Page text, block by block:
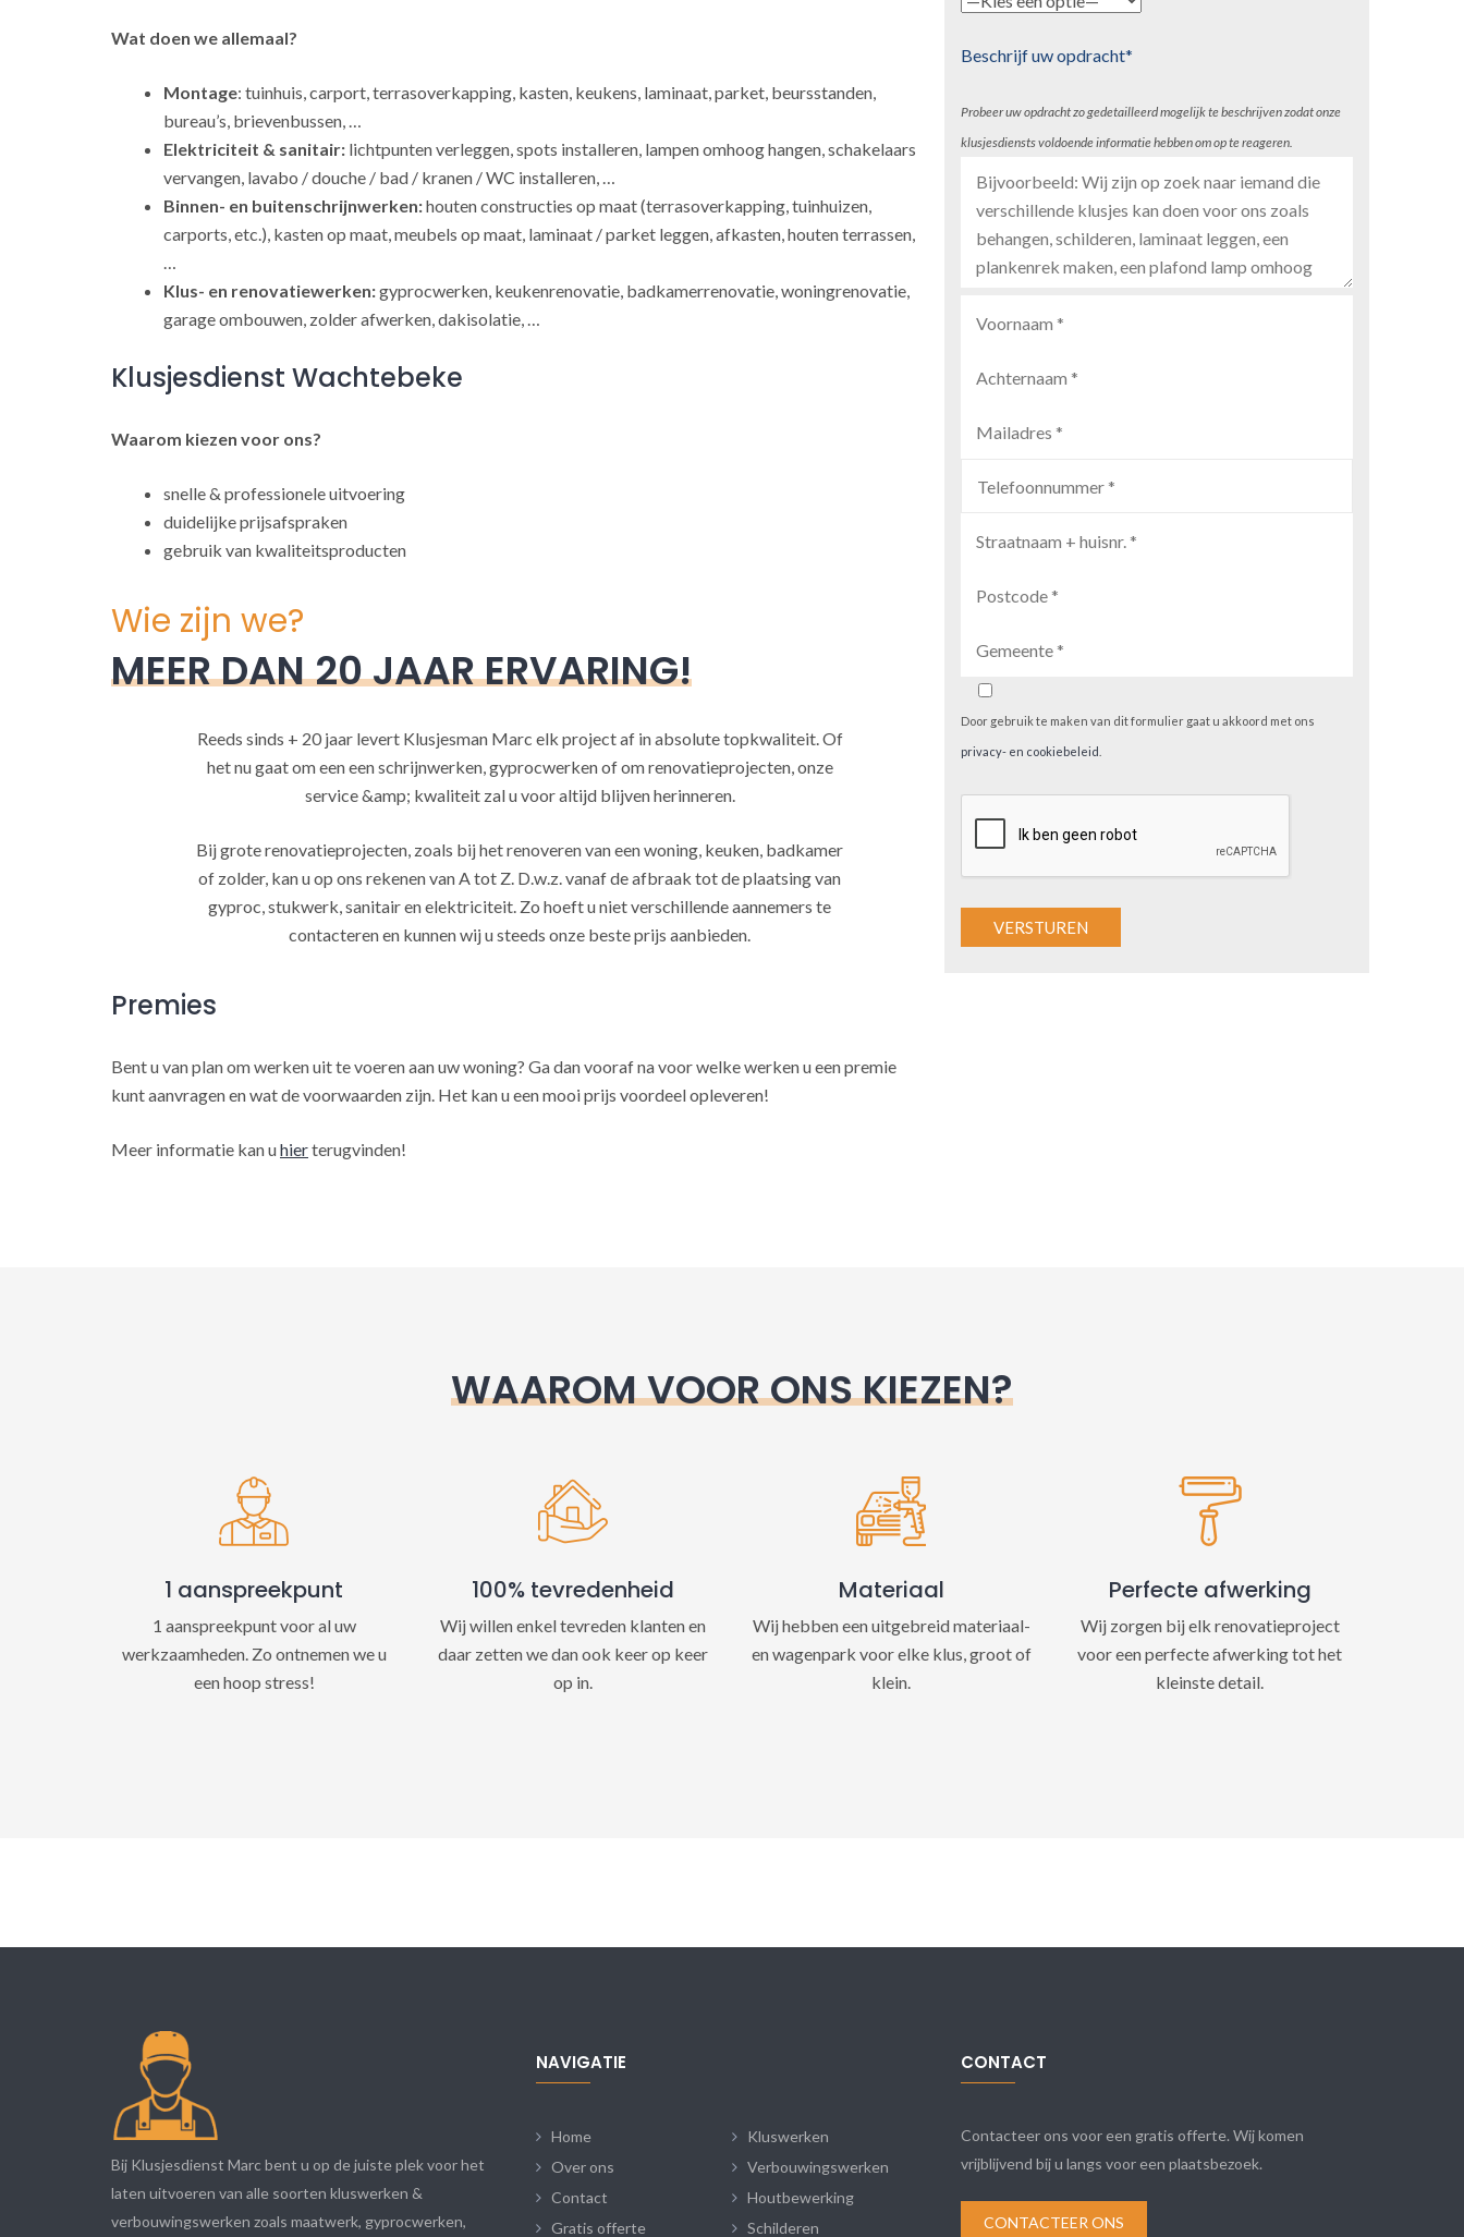
Wat doen we allemaal?
Montage: tuinhuis, carport, terrasoverkapping, kasten, keukens, laminaat, parket, beursstanden,
bureau’s, brievenbussen, …
Elektriciteit & sanitair: lichtpunten verleggen, spots installeren, lampen omhoog hangen, schakelaars
vervangen, lavabo / douche / bad / kranen / WC installeren, …
Binnen- en buitenschrijnwerken:houten constructies op maat (terrasoverkapping, tuinhuizen,
carports, etc.), kasten op maat, meubels op maat, laminaat / parket leggen, afkasten, houten terrassen,
Klus- en renovatiewerken:gyprocwerken, keukenrenovatie, badkamerrenovatie, woningrenovatie,
garage ombouwen, zolder afwerken, dakisolatie, …
Klusjesdienst Wachtebeke
Waarom kiezen voor ons?
snelle & professionele uitvoering
duidelijke prijsafspraken
gebruik van kwaliteitsproducten
Wie zijn we?
MEER DAN 20 JAAR ERVARING!
Reeds sinds + 20 jaar levert Klusjesman Marc elk project af in absolute topkwaliteit. Of
het nu gaat om een een schrijnwerken, gyprocwerken of om renovatieprojecten, onze
service &amp; kwaliteit zal u voor altijd blijven herinneren.
Bij grote renovatieprojecten, zoals bij het renoveren van een woning, keuken, badkamer
of zolder, kan u op ons rekenen van A tot Z. D.w.z. vanaf de afbraak tot de plaatsing van
gyproc, stukwerk, sanitair en elektriciteit. Zo hoeft u niet verschillende aannemers te
contacteren en kunnen wij u steeds onze beste prijs aanbieden.
Premies
Bent u van plan om werken uit te voeren aan uw woning? Ga dan vooraf na voor welke werken u een premie
kunt aanvragen en wat de voorwaarden zijn. Het kan u een mooi prijs voordeel opleveren!
Meer informatie kan uhierterugvinden!
Beschrijf uw opdracht*
Probeer uw opdracht zo gedetailleerd mogelijk te beschrijven zodat onze
klusjesdiensts voldoende informatie hebben om op te reageren.
Door gebruik te maken van dit formulier gaat u akkoord met ons
privacy- en cookiebeleid
WAAROM VOOR ONS KIEZEN?
1 aanspreekpunt
1 aanspreekpunt voor al uw
werkzaamheden. Zo ontnemen we u
een hoop stress!
100% tevredenheid
Wij willen enkel tevreden klanten en
daar zetten we dan ook keer op keer
op in.
Materiaal
Wij hebben een uitgebreid materiaal-
en wagenpark voor elke klus, groot of
klein.
Perfecte afwerking
Wij zorgen bij elk renovatieproject
voor een perfecte afwerking tot het
kleinste detail.
Bij Klusjesdienst Marc bent u op de juiste plek voor het
laten uitvoeren van alle soorten kluswerken &
verbouwingswerken zoals maatwerk, gyprocwerken,
NAVIGATIE
Home
Kluswerken
Over ons
Verbouwingswerken
Contact
Houtbewerking
Gratis offerte
Schilderen
CONTACT
Contacteer ons voor een gratis offerte. Wij komen
vrijblijvend bij u langs voor een plaatsbezoek.
CONTACTEER ONS